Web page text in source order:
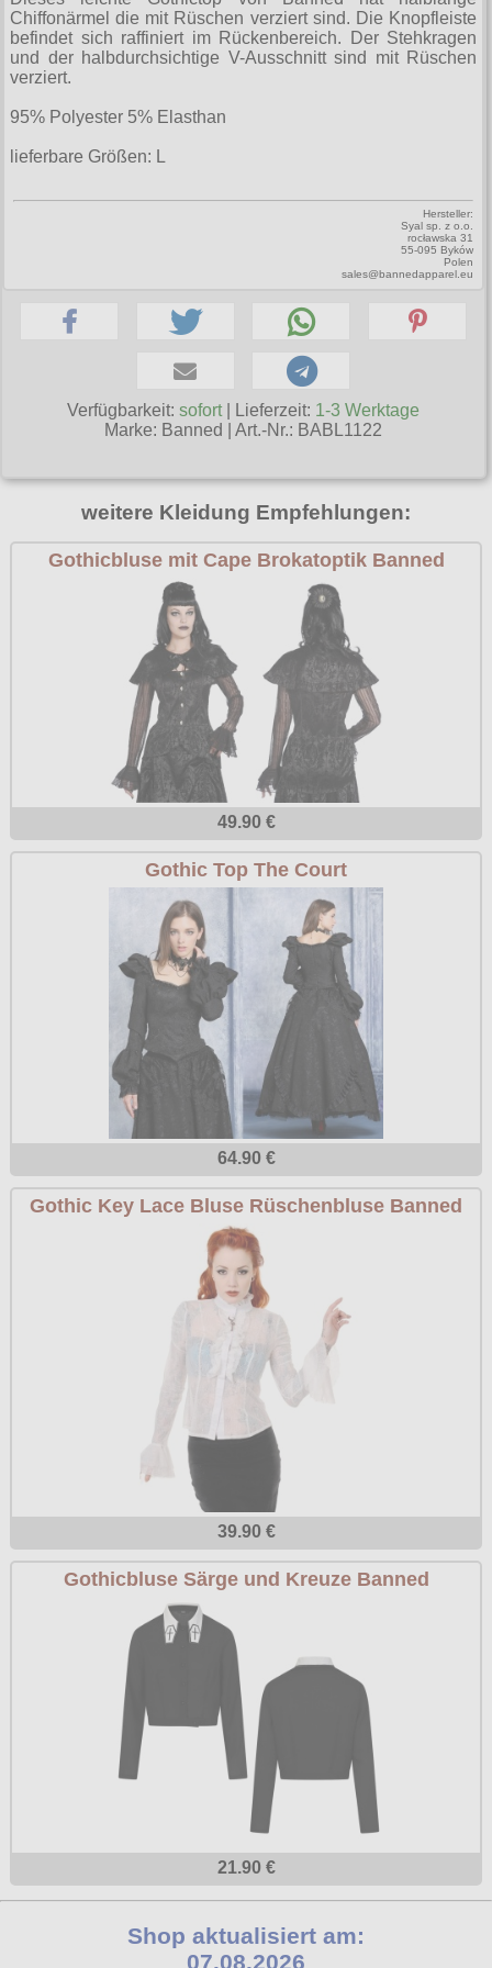
Männerhosen
Männerjacken & Westen
Männershirts kurzam
Männershirts langarm
Mittelalter
Verschiedenes
Ohrhänger
Rune Charms
für die Beine
für die Haare
Geldbörsen
Stiefelbänder
Verschiedenes
Brandit
Collectif
Dead Threads
Jawbreaker
Pentagramme
Poizen Industries
Queen of Darkness
Rockabella
Sinister
Spin Doctor
Surplus
Vixxsin
Voodoo Vixen
Warrior Clothing
M
L
Festivals
Wave Gotik Treffen
Outdoorbekleidung
Petticoats
Poloshirts
Begriffe
Gothic Shop
Hot Rod
Rockabilly
Mods
Warenkorb ( 0 | 0.00 € )
gesamt: 0.00 €
Social Media:
Chiffonärmel die mit Rüschen verziert sind. Die Knopfleiste
befindet sich raffiniert im Rückenbereich. Der Stehkragen
und der halbdurchsichtige V-Ausschnitt sind mit Rüschen
verziert.
95% Polyester 5% Elasthan
lieferbare Größen: L
Hersteller:
Syal sp. z o.o.
rocławska 31
55-095 Byków
Polen
sales@bannedapparel.eu
Verfügbarkeit:sofort | Lieferzeit: 1-3 Werktage
Marke: Banned |Art.-Nr.: BABL1122
weitere Kleidung Empfehlungen:
Gothicbluse mit Cape Brokatoptik Banned
49.90 €
Gothic Top The Court
64.90 €
Gothic Key Lace Bluse Rüschenbluse Banned
39.90 €
Gothicbluse Särge und Kreuze Banned
21.90 €
Shop aktualisiert am:
07.08.2026